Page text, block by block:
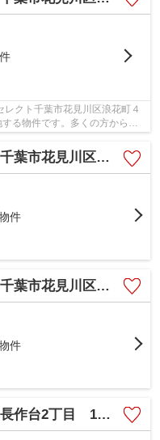
クト千葉市花見川区浪花町４
る物件です。多くの方からこ
です。当...
川区浪花町４期 １号棟
件
区こてはし台13期 1号棟
件
台2丁目 1号棟